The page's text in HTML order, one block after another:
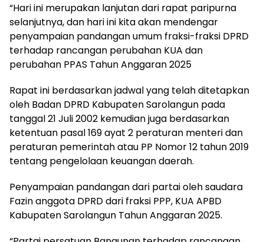
“Hari ini merupakan lanjutan dari rapat paripurna
selanjutnya, dan hari ini kita akan mendengar
penyampaian pandangan umum fraksi-fraksi DPRD
terhadap rancangan perubahan KUA dan
perubahan PPAS Tahun Anggaran 2025
Rapat ini berdasarkan jadwal yang telah ditetapkan
oleh Badan DPRD Kabupaten Sarolangun pada
tanggal 21 Juli 2002 kemudian juga berdasarkan
ketentuan pasal 169 ayat 2 peraturan menteri dan
peraturan pemerintah atau PP Nomor 12 tahun 2019
tentang pengelolaan keuangan daerah.
Penyampaian pandangan dari partai oleh saudara
Fazin anggota DPRD dari fraksi PPP, KUA APBD
Kabupaten Sarolangun Tahun Anggaran 2025.